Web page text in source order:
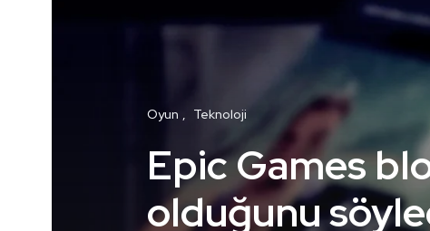
Oyun Teknoloji
Epic Games
olduğunu